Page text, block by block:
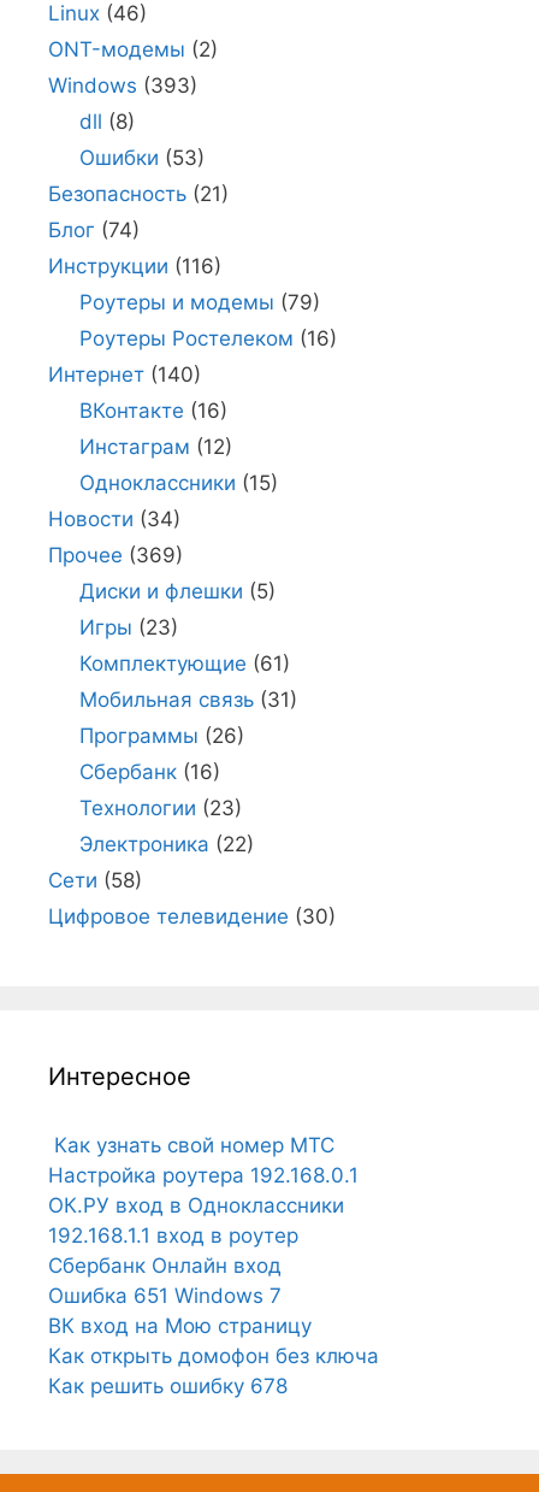
Linux (46)
ONT-модемы (2)
Windows (393)
dll (8)
Ошибки (53)
Безопасность (21)
Блог (74)
Инструкции (116)
Роутеры и модемы (79)
Роутеры Ростелеком (16)
Интернет (140)
ВКонтакте (16)
Инстаграм (12)
Одноклассники (15)
Новости (34)
Прочее (369)
Диски и флешки (5)
Игры (23)
Комплектующие (61)
Мобильная связь(31)
Программы (26)
Сбербанк(16)
Технологии (23)
Электроника (22)
Сети (58)
Цифровое телевидение (30)
Интересное
Как узнать свой номер МТС
Настройка роутера 192.168.0.1
ОК.РУ вход в Одноклассники
192.168.1.1 вход в роутер
Сбербанк Онлайн вход
Ошибка 651 Windows 7
ВК вход на Мою страницу
Как открыть домофон без ключа
Как решить ошибку 678